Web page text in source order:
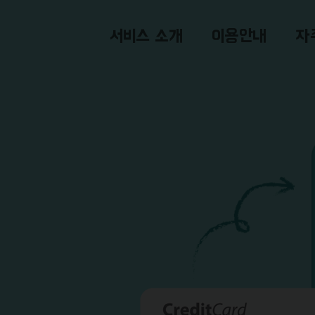
서비스 소개 이용안내 자